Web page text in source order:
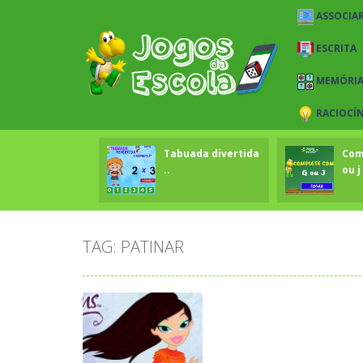
ESCRITA
MEMÓRIA
Tabuada divertida
..
ou j
TAG: PATINAR